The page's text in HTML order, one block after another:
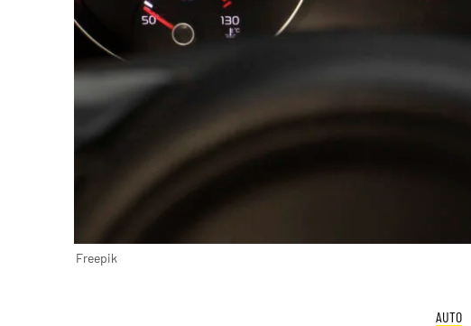
Freepik
AUTO